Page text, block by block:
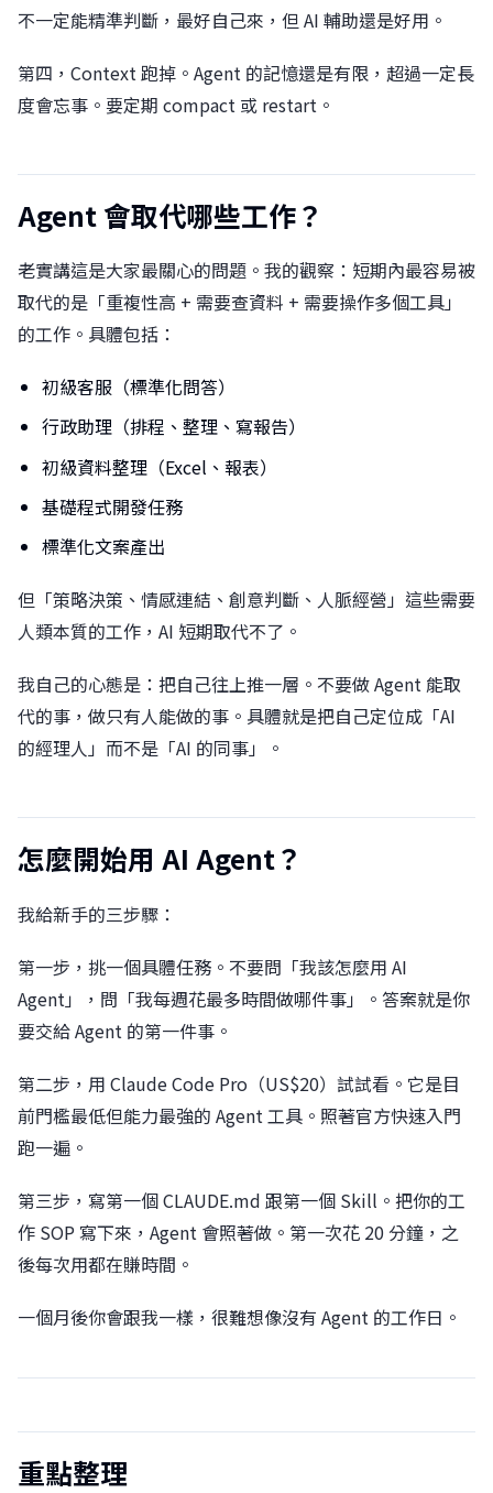
不一定能精準判斷，最好自己來，但 AI 輔助還是好用。
第四，Context 跑掉。Agent 的記憶還是有限，超過一定長
度會忘事。要定期 compact 或 restart。
Agent 會取代哪些工作？
老實講這是大家最關心的問題。我的觀察：短期內最容易被
取代的是「重複性高 + 需要查資料 + 需要操作多個工具」
的工作。具體包括：
初級客服（標準化問答）
行政助理（排程、整理、寫報告）
初級資料整理（Excel、報表）
基礎程式開發任務
標準化文案產出
但「策略決策、情感連結、創意判斷、人脈經營」這些需要
人類本質的工作，AI 短期取代不了。
我自己的心態是：把自己往上推一層。不要做 Agent 能取
代的事，做只有人能做的事。具體就是把自己定位成「AI
的經理人」而不是「AI 的同事」。
怎麼開始用 AI Agent？
我給新手的三步驟：
第一步，挑一個具體任務。不要問「我該怎麼用 AI
Agent」，問「我每週花最多時間做哪件事」。答案就是你
要交給 Agent 的第一件事。
第二步，用 Claude Code Pro（US$20）試試看。它是目
前門檻最低但能力最強的 Agent 工具。照著官方快速入門
跑一遍。
第三步，寫第一個 CLAUDE.md 跟第一個 Skill。把你的工
作 SOP 寫下來，Agent 會照著做。第一次花 20 分鐘，之
後每次用都在賺時間。
一個月後你會跟我一樣，很難想像沒有 Agent 的工作日。
重點整理